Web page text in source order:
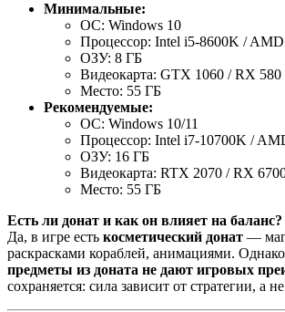
Минимальные:
ОС: Windows 10
Процессор: Intel i5-8600K / AMD
ОЗУ: 8 ГБ
Видеокарта: GTX 1060 / RX 580
Место: 55 ГБ
Рекомендуемые:
ОС: Windows 10/11
Процессор: Intel i7-10700K /
ОЗУ: 16 ГБ
Видеокарта: RTX 2070 / RX
Место: 55 ГБ
Есть ли донат и как он влияет на баланс?
Да, в игре есть косметический донат —
раскрасками кораблей, анимациями. Однако
предметы из доната не дают игровых
сохраняется: сила зависит от стратегии, а